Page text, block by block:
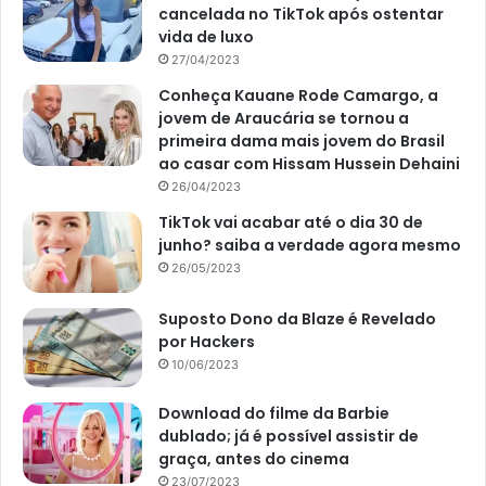
cancelada no TikTok após ostentar
vida de luxo
27/04/2023
Conheça Kauane Rode Camargo, a
jovem de Araucária se tornou a
primeira dama mais jovem do Brasil
ao casar com Hissam Hussein Dehaini
26/04/2023
TikTok vai acabar até o dia 30 de
junho? saiba a verdade agora mesmo
26/05/2023
Suposto Dono da Blaze é Revelado
por Hackers
10/06/2023
Download do filme da Barbie
dublado; já é possível assistir de
graça, antes do cinema
23/07/2023